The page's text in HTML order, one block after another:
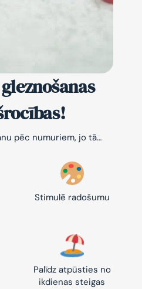
pēc numuriem, jo tā…
Stimulē radošumu
Palīdz atpūsties no
ikdienas steigas